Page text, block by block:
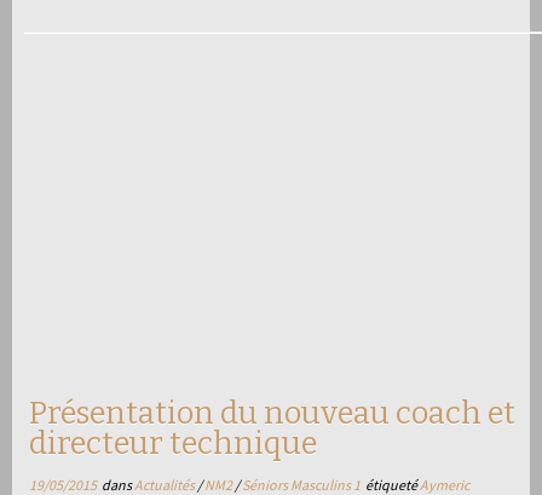
Présentation du nouveau coach et
directeur technique
19/05/2015dansActualités/NM2/Séniors Masculins 1 étiquetéAymeric